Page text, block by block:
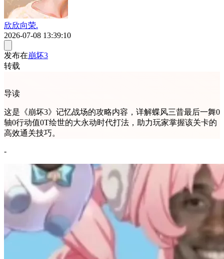
欣欣向荣.
2026-07-08 13:39:10
发布在崩坏3
转载
导读
这是《崩坏3》记忆战场的攻略内容，详解蝶风三昔最后一舞0
轴0行动值0T绘世的大永动时代打法，助力玩家掌握该关卡的
高效通关技巧。
-